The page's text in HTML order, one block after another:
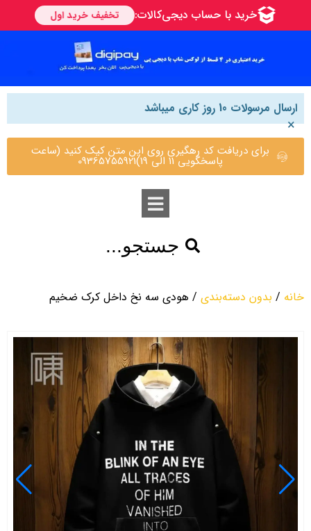
ارسال مرسولات 10 روز کاری میباشد
×
برای دریافت کد رهگیری روی این متن کیک کنید (ساعت
پاسخگویی 11 الی 19)09365755921
جستجو...
خانه / بدون دسته‌بندی / هودی سه نخ داخل کرک ضخیم